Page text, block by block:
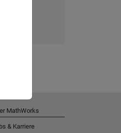
MathWorks
& Karriere